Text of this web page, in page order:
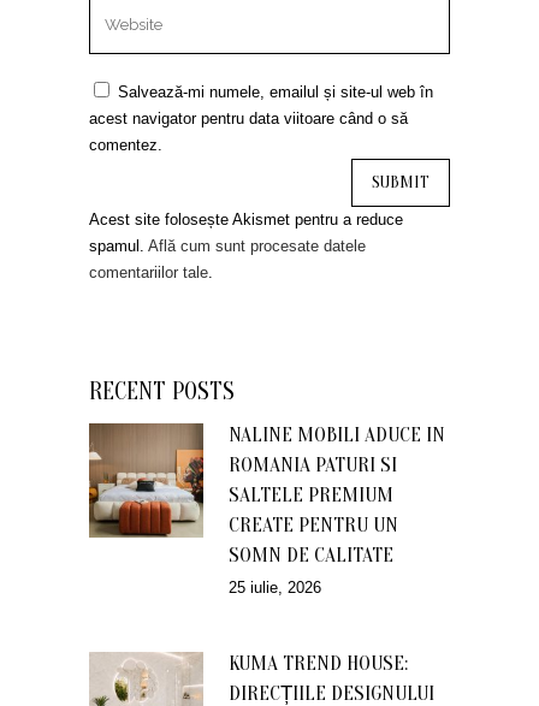
Salvează-mi numele, emailul și site-ul web în
acest navigator pentru data viitoare când o să
comentez.
Acest site folosește Akismet pentru a reduce
spamul. Află cum sunt procesate datele
comentariilor tale
RECENT POSTS
NALINE MOBILI ADUCE IN
ROMANIA PATURI SI
SALTELE PREMIUM
CREATE PENTRU UN
SOMN DE CALITATE
25 iulie, 2026
KUMA TREND HOUSE:
DIRECȚIILE DESIGNULUI